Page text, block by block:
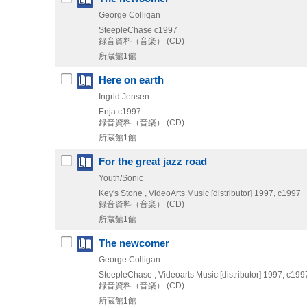
George Colligan
SteepleChase c1997
録音資料（音楽） (CD)
所蔵館1館
Here on earth
Ingrid Jensen
Enja c1997
録音資料（音楽） (CD)
所蔵館1館
For the great jazz road
Youth/Sonic
Key's Stone , VideoArts Music [distributor] 1997, c1997
録音資料（音楽） (CD)
所蔵館1館
The newcomer
George Colligan
SteepleChase , Videoarts Music [distributor] 1997,
録音資料（音楽） (CD)
所蔵館1館